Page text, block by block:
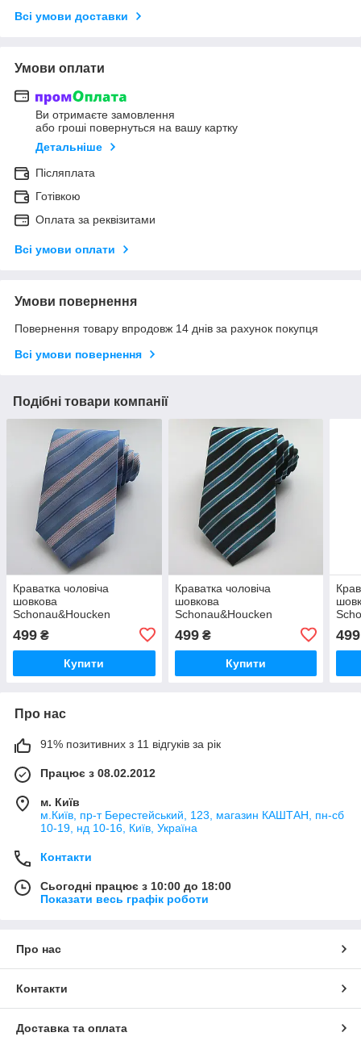
Всі умови доставки
Умови оплати
Ви отримаєте замовлення
або гроші повернуться на вашу картку
Детальніше
Післяплата
Готівкою
Оплата за реквізитами
Всі умови оплати
Умови повернення
Повернення товару впродовж 14 днів за рахунок покупця
Всі умови повернення
Подібні товари компанії
Краватка чоловіча
шовкова
Schonau&Houcken
499 ₴
Купити
Краватка чоловіча
шовкова
Schonau&Houcken
499₴
Купити
499
Про нас
91% позитивних з 11 відгуків за рік
Працює з 08.02.2012
м. Київ
м.Київ, пр-т Берестейський, 123, магазин КАШТАН, пн-сб
10-19, нд 10-16, Київ, Україна
Контакти
Сьогодні працює з 10:00 до 18:00
Показати весь графік роботи
Про нас
Контакти
Доставка та оплата